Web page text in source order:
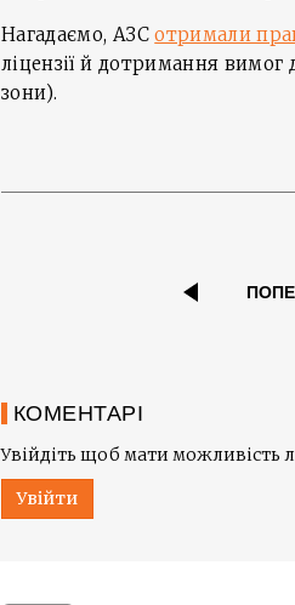
Нагадаємо, АЗСотримали
ліцензії й дотримання
зони).
КОМЕНТАРІ
Увійдіть щоб мати можливість
Увійти